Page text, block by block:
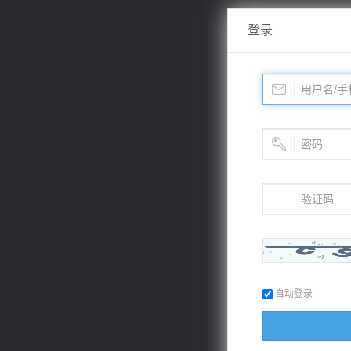
登录
自动登录